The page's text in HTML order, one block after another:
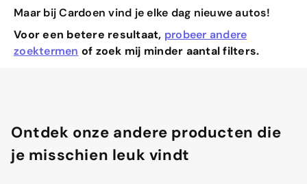
Maar bij Cardoen vind je elke dag nieuwe autos!
Voor een betere resultaat, probeer andere
zoektermen of zoek mij minder aantal filters.
Ontdek onze andere producten die
je misschien leuk vindt